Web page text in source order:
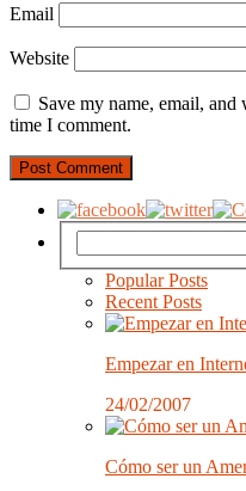
Email
Website
Save my name, email,
time I comment.
Popular Posts
Recent Posts
Empezar en
24/02/2007
Cómo ser un